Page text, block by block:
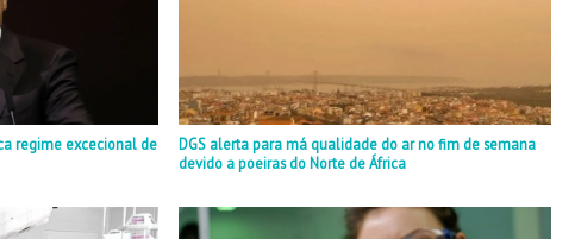
regime excecional de
DGS alerta para má qualidade do ar no fim de semana
devido a poeiras do Norte de África